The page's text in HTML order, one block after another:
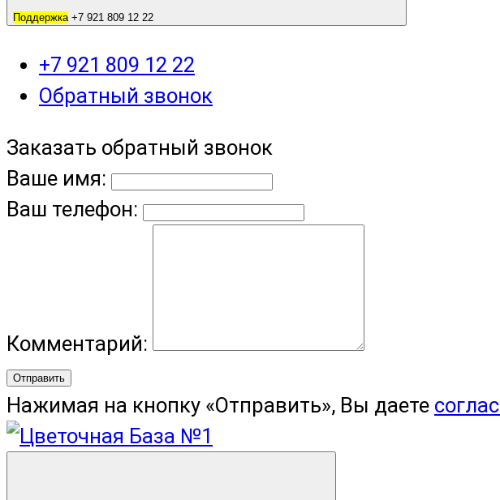
Поддержка +7 921 809 12 22
+7 921 809 12 22
Обратный звонок
Заказать обратный звонок
Ваше имя:
Ваш телефон:
Комментарий:
Отправить
Нажимая на кнопку «Отправить», Вы даете